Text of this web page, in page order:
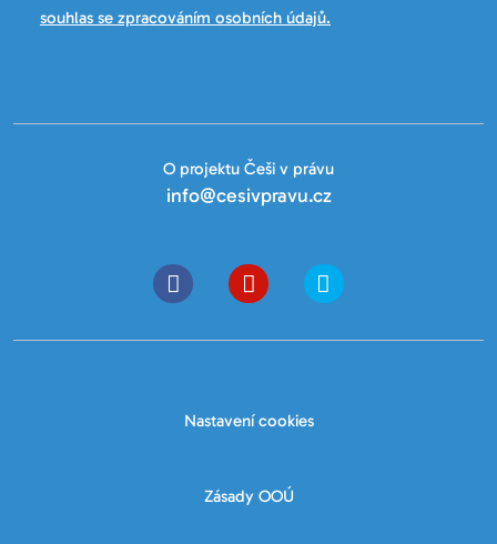
souhlas se zpracováním osobních údajů.
O projektu Češi v právu
info@cesivpravu.cz
Nastavení cookies
Zásady OOÚ